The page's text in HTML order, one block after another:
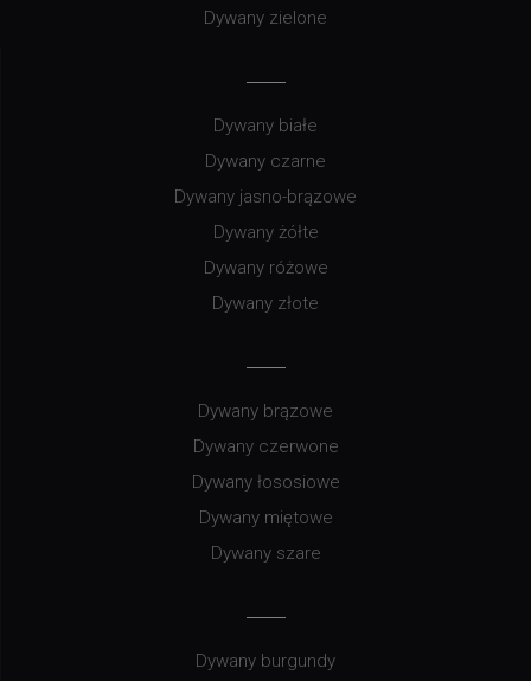
Dywany zielone
Dywany białe
Dywany czarne
Dywany jasno-brązowe
Dywany żółte
Dywany różowe
Dywany złote
Dywany brązowe
Dywany czerwone
Dywany łososiowe
Dywany miętowe
Dywany szare
Dywany burgundy